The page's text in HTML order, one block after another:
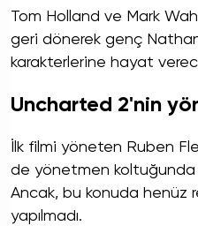
Tom Holland ve Mark
geri dönerek genç
karakterlerine hayat
Uncharted 2'nin
İlk filmi yöneten Ruben
de yönetmen koltuğunda
Ancak, bu konuda henüz
yapılmadı.